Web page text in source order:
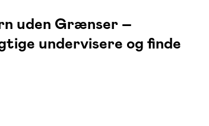
uden Grænser –
undervisere og finde